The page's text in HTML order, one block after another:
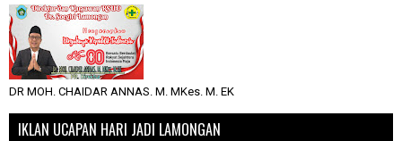
DR MOH. CHAIDAR ANNAS. M. MKes. M. EK
IKLAN UCAPAN HARI JADI LAMONGAN